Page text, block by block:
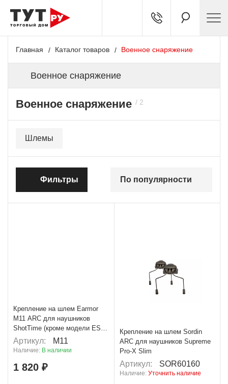
Главная Каталог товаров Военное снаряжение
Военное снаряжение
Военное снаряжение
Фильтры По популярности
Шлемы
Крепление на шлем Earmor
M11 ARC для наушников
ShotTime (кроме модели EST-
P-15)
Артикул: M11
Наличие: В наличии
1 820 ₽
Крепление на шлем Sordin
ARC для наушников Supreme
Pro-X Slim
Артикул: SOR60160
Наличие: Уточнить наличие